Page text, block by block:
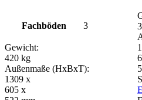
Fachböden 3
Gewicht:
420 kg
Außenmaße (HxBxT):
1309 x
605 x